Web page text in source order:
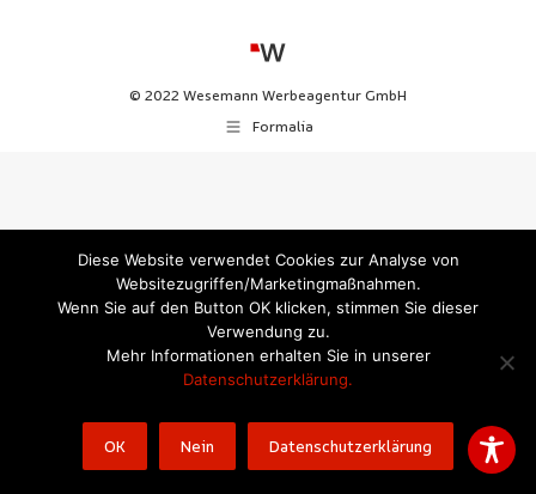
© 2022 Wesemann Werbeagentur GmbH
Formalia
Diese Website verwendet Cookies zur Analyse von
Websitezugriffen/Marketingmaßnahmen.
Wenn Sie auf den Button OK klicken, stimmen Sie dieser
Verwendung zu.
Mehr Informationen erhalten Sie in unserer
Datenschutzerklärung.
OK Nein Datenschutzerklärung